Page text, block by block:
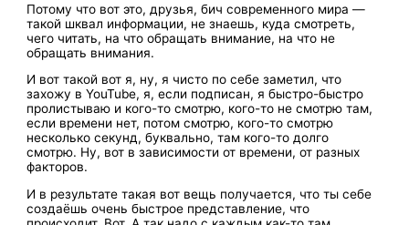
Потому что вот это, друзья, бич современного мира —
такой шквал информации, не знаешь, куда смотреть,
чего читать, на что обращать внимание, на что не
обращать внимания.
И вот такой вот я, ну, я чисто по себе заметил, что
захожу в YouTube, я, если подписан, я быстро-быстро
пролистываю и кого-то смотрю, кого-то не смотрю там,
если времени нет, потом смотрю, кого-то смотрю
несколько секунд, буквально, там кого-то долго
смотрю. Ну, вот в зависимости от времени, от разных
факторов.
И в результате такая вот вещь получается, что ты себе
создаёшь очень быстрое представление, что